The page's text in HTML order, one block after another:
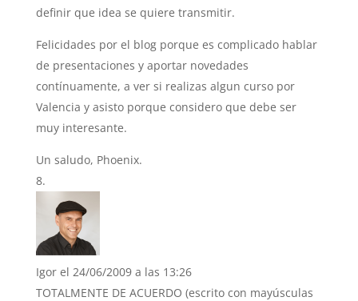
definir que idea se quiere transmitir.
Felicidades por el blog porque es complicado hablar
de presentaciones y aportar novedades
contínuamente, a ver si realizas algun curso por
Valencia y asisto porque considero que debe ser
muy interesante.
Un saludo, Phoenix.
Igor el 24/06/2009 a las 13:26
TOTALMENTE DE ACUERDO (escrito con mayúsculas